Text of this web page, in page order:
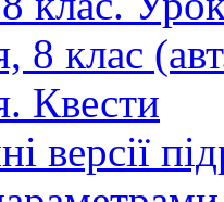
8 клас
Квести
версії